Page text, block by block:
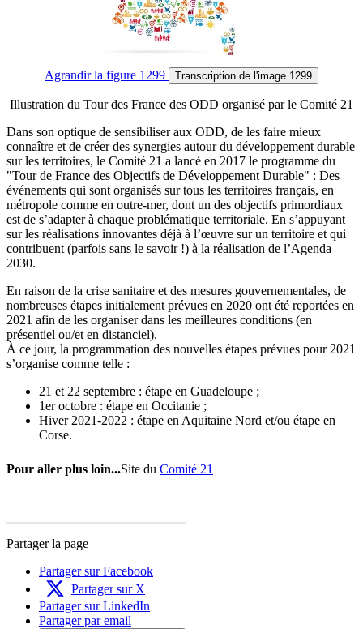
Agrandirla figure 1299 Transcription de l'image 1299
Illustration du Tour des France des ODD organisé par le Comité 21
Dans son optique de sensibiliser aux ODD, de les faire mieux
connaître et de créer des synergies autour du développement durable
sur les territoires, le Comité 21 a lancé en 2017 le programme du
"Tour de France des Objectifs de Développement Durable" : Des
événements qui sont organisés sur tous les territoires français, en
métropole comme en outre-mer, dont un des objectifs primordiaux
est de s’adapter à chaque problématique territoriale. En s’appuyant
sur les réalisations innovantes déjà à l’œuvre sur un territoire et qui
contribuent (parfois sans le savoir !) à la réalisation de l’Agenda
2030.
En raison de la crise sanitaire et des mesures gouvernementales, de
nombreuses étapes initialement prévues en 2020 ont été reportées en
2021 afin de les organiser dans les meilleures conditions (en
présentiel ou/et en distanciel).
À ce jour, la programmation des nouvelles étapes prévues pour 2021
s’organise comme telle :
21 et 22 septembre : étape en Guadeloupe ;
1er octobre : étape en Occitanie ;
Hiver 2021-2022 : étape en Aquitaine Nord et/ou étape en
Corse.
Pour aller plus loin...Site du Comité 21
Partager la page
Partager sur Facebook
Partager sur X
Partager sur LinkedIn
Partager par email